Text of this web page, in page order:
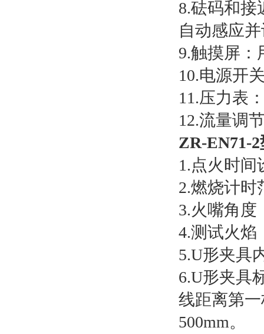
8.砝码和接
自动感应
9.触摸屏：
10.电源开
11.压力表
12.流量调
ZR-EN71-
1.点火时间
2.燃烧计时
3.火嘴角度
4.测试火焰
5.U形夹具
6.U形夹具
线距离第
500mm。